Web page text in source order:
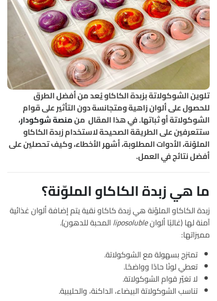
تلوين الشوكولاتة بزبدة الكاكاو يُعد من أفضل الطرق
للحصول على ألوان زاهية ومتجانسة دون التأثير على قوام
الشوكولاتة أو ثباتها. في هذا المقال منمنصة شوكودار،
ستتعرفين على الطريقة الصحيحة لاستخدام زبدة الكاكاو
الملوّنة، الأدوات المطلوبة، أشهر الأخطاء، وكيف تحصلين على
أفضل نتائج في العمل.
ما هي زبدة الكاكاو الملوّنة؟
زبدة الكاكاو الملوّنة هي زبدة كاكاو نقية يتم إضافة ألوان غذائية
آمنة لها (غالبًا ألوانliposoluble المحبة للدهون).
مميزاتها:
تمتزج بسهولة مع الشوكولاتة.
تعطي لونًا حادًا وواضحًا.
لا تغيّر قوام الشوكولاتة.
تناسب الشوكولاتة البيضاء، الداكنة، والحليبية.